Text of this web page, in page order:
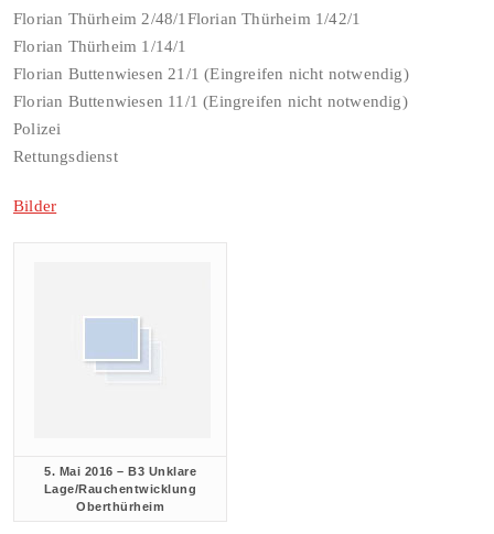
Florian Thürheim 2/48/1Florian Thürheim 1/42/1
Florian Thürheim 1/14/1
Florian Buttenwiesen 21/1 (Eingreifen nicht notwendig)
Florian Buttenwiesen 11/1 (Eingreifen nicht notwendig)
Polizei
Rettungsdienst
Bilder
5. Mai 2016 – B3 Unklare
Lage/Rauchentwicklung
Oberthürheim